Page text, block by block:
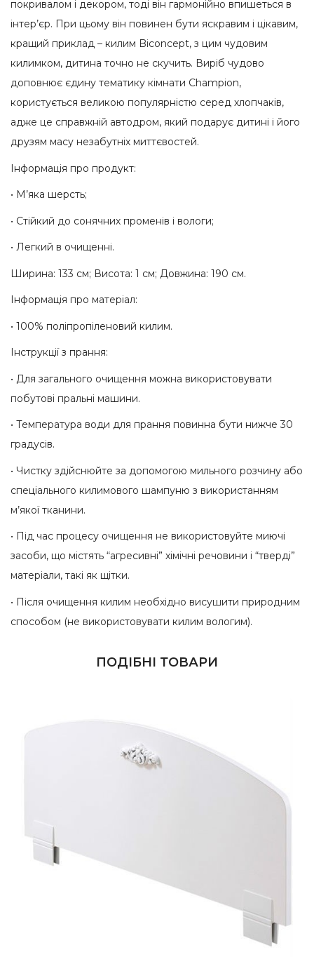
покривалом і декором, тоді він гармонійно впишеться в
інтер’єр. При цьому він повинен бути яскравим і цікавим,
кращий приклад – килим Biconcept, з цим чудовим
килимком, дитина точно не скучить. Виріб чудово
доповнює єдину тематику кімнати Champion,
користується великою популярністю серед хлопчаків,
адже це справжній автодром, який подарує дитині і його
друзям масу незабутніх миттєвостей.
Інформація про продукт:
• М’яка шерсть;
• Стійкий до сонячних променів і вологи;
• Легкий в очищенні.
Ширина: 133 см; Висота: 1 см; Довжина: 190 см.
Інформація про матеріал:
• 100% поліпропіленовий килим.
Інструкції з прання:
• Для загального очищення можна використовувати
побутові пральні машини.
• Температура води для прання повинна бути нижче 30
градусів.
• Чистку здійснюйте за допомогою мильного розчину або
спеціального килимового шампуню з використанням
м’якої тканини.
• Під час процесу очищення не використовуйте миючі
засоби, що містять “агресивні” хімічні речовини і “тверді”
матеріали, такі як щітки.
• Після очищення килим необхідно висушити природним
способом (не використовувати килим вологим).
ПОДІБНІ ТОВАРИ